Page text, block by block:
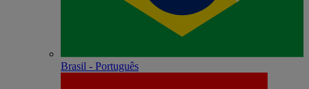
Brasil - Português